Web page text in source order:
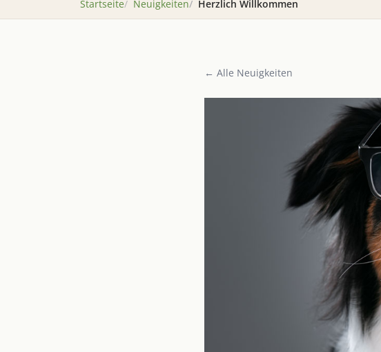
Startseite Neuigkeiten Herzlich Willkommen
← Alle Neuigkeiten